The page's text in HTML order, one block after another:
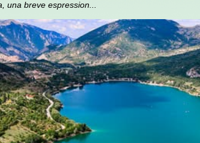
una breve espression...